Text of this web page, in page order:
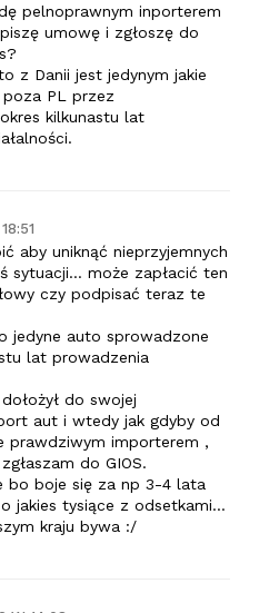
pelnoprawnym inporterem
umowę i zgłoszę do
z Danii jest jedynym jakie
poza PL przez
kilkunastu lat
aby uniknąć nieprzyjemnych
sytuacji… może zapłacić ten
czy podpisać teraz te
jedyne auto sprowadzone
lat prowadzenia
do swojej
aut i wtedy jak gdyby od
prawdziwym importerem ,
do GIOS.
bo boje się za np 3-4 lata
jakies tysiące z odsetkami…
kraju bywa :/